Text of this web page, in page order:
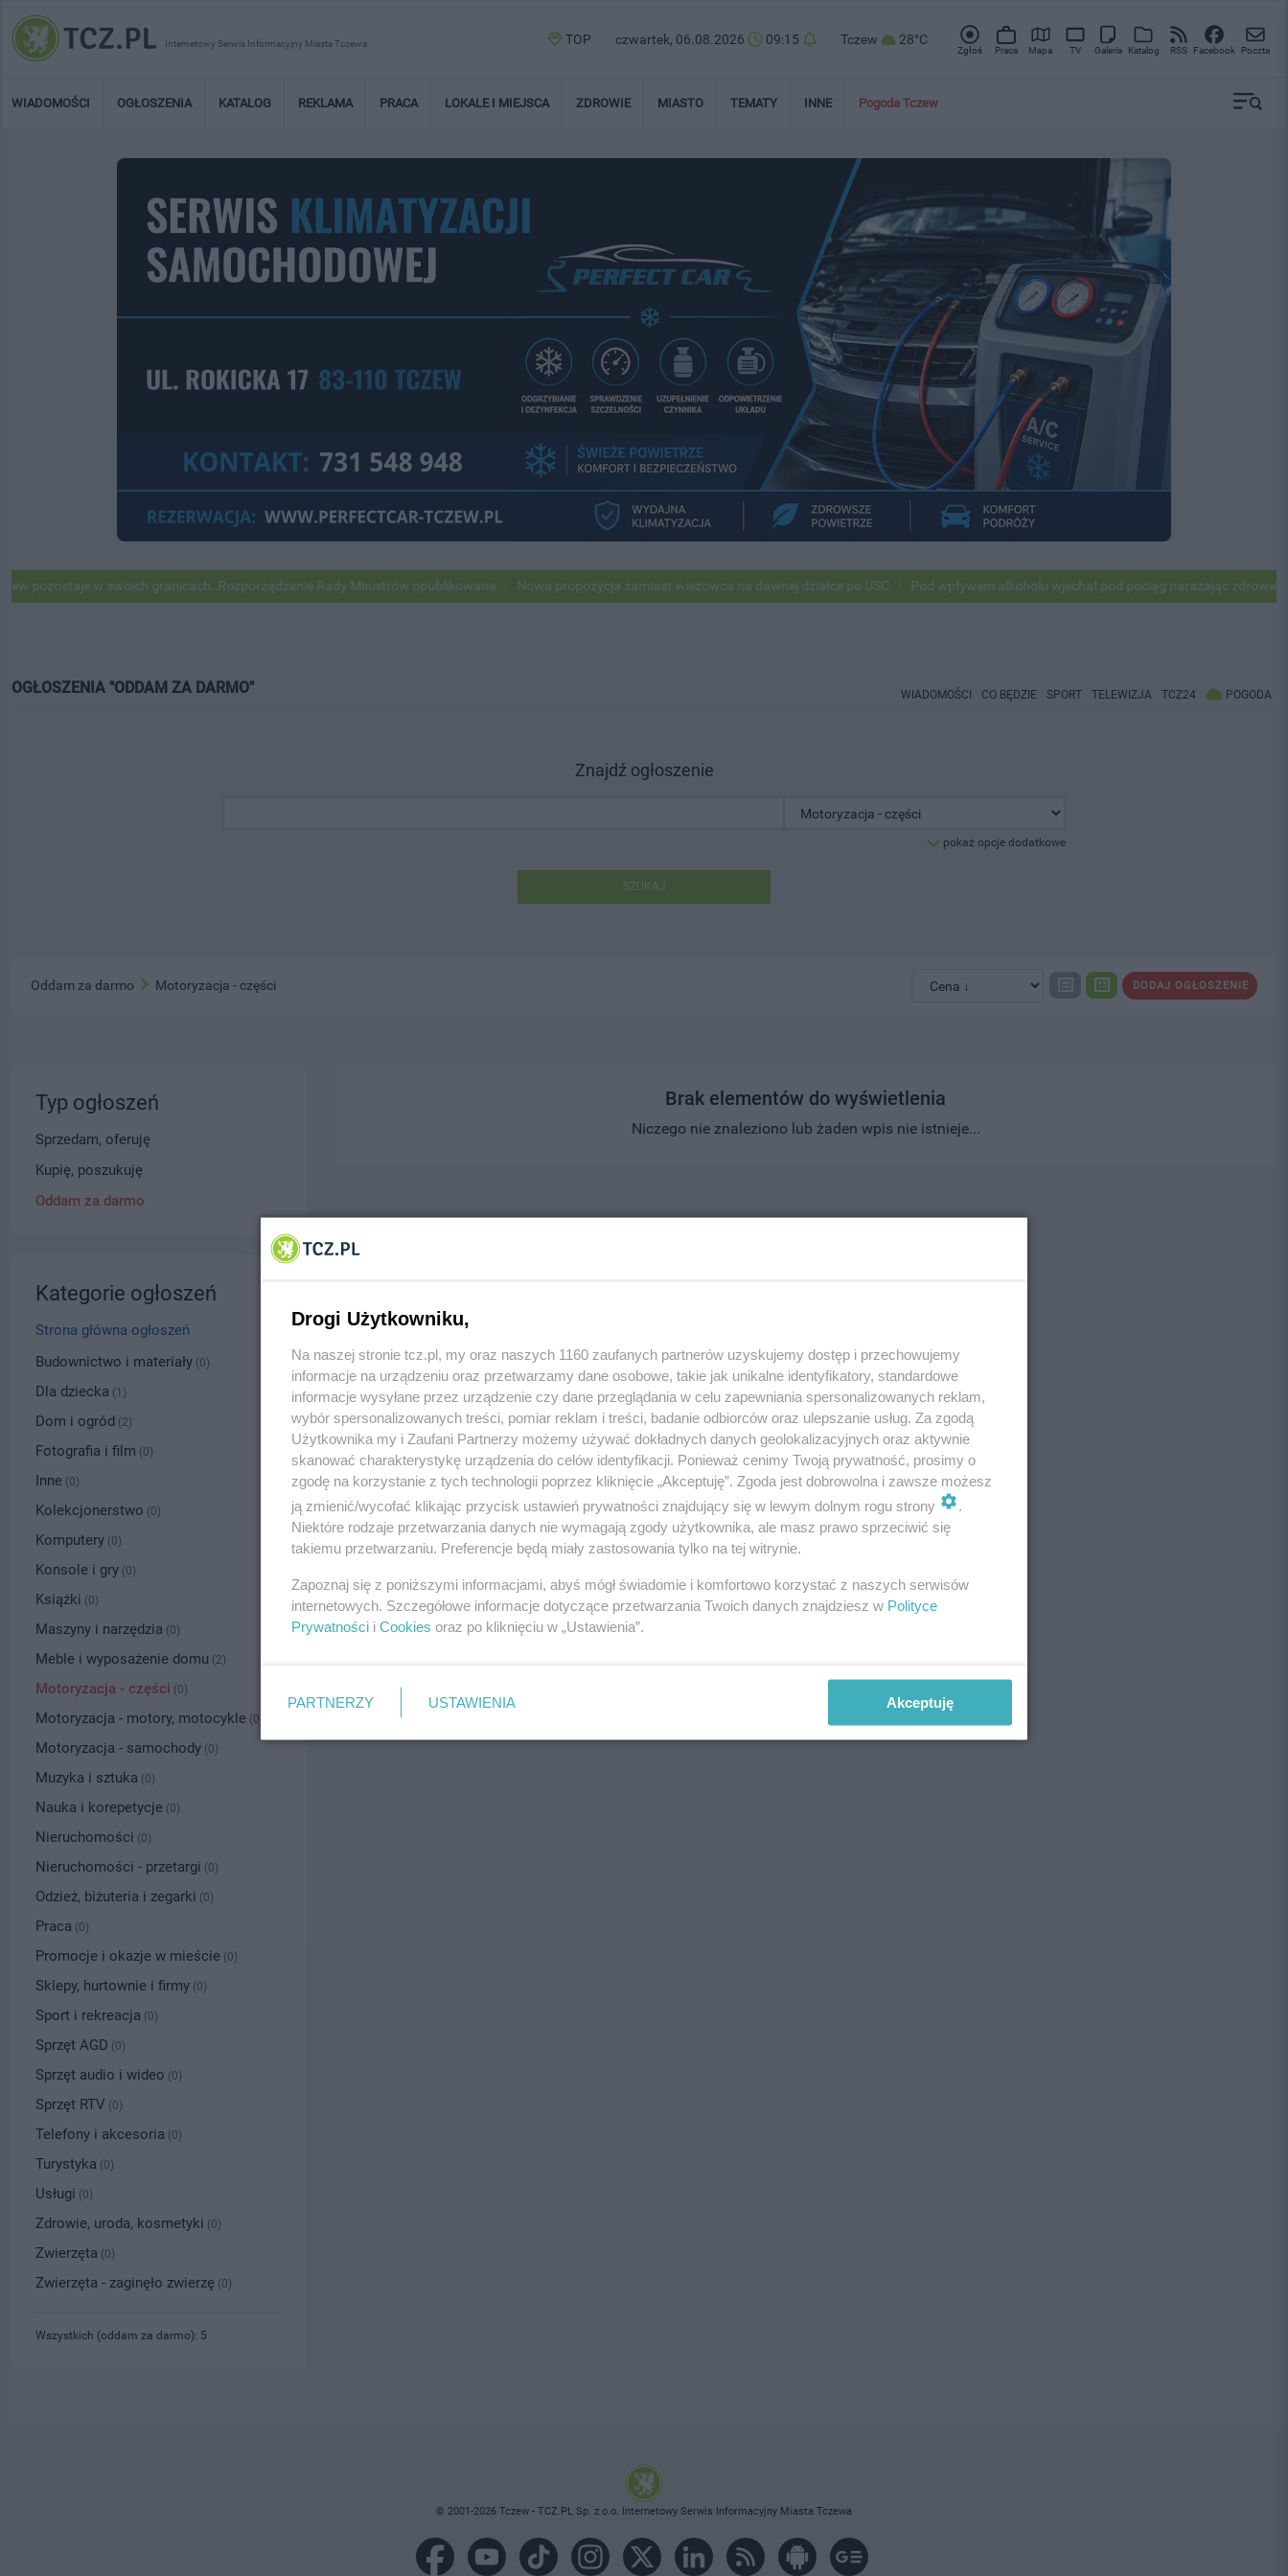
Internetowy Serwis Informacyjny Miasta Tczewa TOP czwartek, 06.08.2026 09:15 Tczew 28°C
Zgłoś Praca Mapa TV Galeria Katalog RSS Facebook Poczta
WIADOMOŚCI OGŁOSZENIA KATALOG REKLAMA PRACA LOKALE I MIEJSCA ZDROWIE MIASTO TEMATY INNE Pogoda Tczew
w swoich granicach. Rozporządzenie Rady Ministrów opublikowane Nowa propozycja zamiast wieżowca na dawnej działce po USC Pod wpływem alkoholu wjechał pod pociąg narażając zdrowie i życie
OGŁOSZENIA "ODDAM ZA DARMO" WIADOMOŚCI CO BĘDZIE SPORT TELEWIZJA TCZ24 POGODA
Znajdź ogłoszenie
pokaż opcje dodatkowe
SZUKAJ
DODAJ OGŁOSZENIE
Oddam za darmo Motoryzacja - części
Brak elementów do wyświetlenia
Niczego nie znaleziono lub żaden wpis nie istnieje...
Typ ogłoszeń
Sprzedam, oferuję
Kupię, poszukuję
Oddam za darmo
Kategorie ogłoszeń
Strona główna ogłoszeń
Budownictwo i materiały (0)
Dla dziecka (1)
Dom i ogród (2)
Fotografia i film (0)
Inne (0)
Kolekcjonerstwo (0)
Komputery (0)
Konsole i gry (0)
Książki (0)
Maszyny i narzędzia (0)
Meble i wyposażenie domu (2)
Motoryzacja - części (0)
Motoryzacja - motory, motocykle (0)
Motoryzacja - samochody (0)
Muzyka i sztuka (0)
Nauka i korepetycje (0)
Nieruchomości (0)
Nieruchomości - przetargi (0)
Odzież, biżuteria i zegarki (0)
Praca (0)
Promocje i okazje w mieście (0)
Sklepy, hurtownie i firmy (0)
Sport i rekreacja (0)
Sprzęt AGD (0)
Sprzęt audio i wideo (0)
Sprzęt RTV (0)
Telefony i akcesoria (0)
Turystyka (0)
Usługi (0)
Zdrowie, uroda, kosmetyki (0)
Zwierzęta (0)
Zwierzęta - zaginęło zwierzę (0)
Wszystkich (oddam za darmo): 5
© 2001-2026 Tczew - TCZ.PL Sp. z o.o. Internetowy Serwis Informacyjny Miasta Tczewa
Drogi Użytkowniku,
Na naszej stronie tcz.pl, my oraz naszych 1160 zaufanych partnerów uzyskujemy dostęp i przechowujemy
informacje na urządzeniu oraz przetwarzamy dane osobowe, takie jak unikalne identyfikatory, standardowe
informacje wysyłane przez urządzenie czy dane przeglądania w celu zapewniania spersonalizowanych reklam,
wybór spersonalizowanych treści, pomiar reklam i treści, badanie odbiorców oraz ulepszanie usług. Za zgodą
Użytkownika my i Zaufani Partnerzy możemy używać dokładnych danych geolokalizacyjnych oraz aktywnie
skanować charakterystykę urządzenia do celów identyfikacji. Ponieważ cenimy Twoją prywatność, prosimy o
zgodę na korzystanie z tych technologii poprzez kliknięcie „Akceptuję”. Zgoda jest dobrowolna i zawsze możesz
ją zmienić/wycofać klikając przycisk ustawień prywatności znajdujący się w lewym dolnym rogu strony
Niektóre rodzaje przetwarzania danych nie wymagają zgody użytkownika, ale masz prawo sprzeciwić się
takiemu przetwarzaniu. Preferencje będą miały zastosowania tylko na tej witrynie.
Zapoznaj się z poniższymi informacjami, abyś mógł świadomie i komfortowo korzystać z naszych serwisów
internetowych. Szczegółowe informacje dotyczące przetwarzania Twoich danych znajdziesz w Polityce
Prywatności i Cookies oraz po kliknięciu w „Ustawienia”.
PARTNERZY USTAWIENIA Akceptuję